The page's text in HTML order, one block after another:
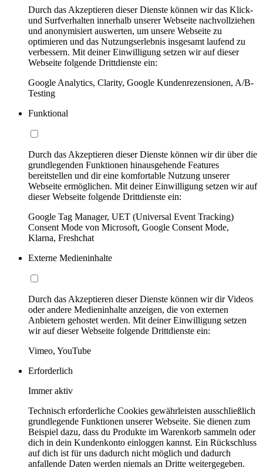
Durch das Akzeptieren dieser Dienste können wir das Klick-
und Surfverhalten innerhalb unserer Webseite nachvollziehen
und anonymisiert auswerten, um unsere Webseite zu
optimieren und das Nutzungserlebnis insgesamt laufend zu
verbessern. Mit deiner Einwilligung setzen wir auf dieser
Webseite folgende Drittdienste ein:
Google Analytics, Clarity, Google Kundenrezensionen, A/B-
Testing
Funktional
Durch das Akzeptieren dieser Dienste können wir dir über die
grundlegenden Funktionen hinausgehende Features
bereitstellen und dir eine komfortable Nutzung unserer
Webseite ermöglichen. Mit deiner Einwilligung setzen wir auf
dieser Webseite folgende Drittdienste ein:
Google Tag Manager, UET (Universal Event Tracking)
Consent Mode von Microsoft, Google Consent Mode,
Klarna, Freshchat
Externe Medieninhalte
Durch das Akzeptieren dieser Dienste können wir dir Videos
oder andere Medieninhalte anzeigen, die von externen
Anbietern gehostet werden. Mit deiner Einwilligung setzen
wir auf dieser Webseite folgende Drittdienste ein:
Vimeo, YouTube
Erforderlich
Immer aktiv
Technisch erforderliche Cookies gewährleisten ausschließlich
grundlegende Funktionen unserer Webseite. Sie dienen zum
Beispiel dazu, dass du Produkte im Warenkorb sammeln oder
dich in dein Kundenkonto einloggen kannst. Ein Rückschluss
auf dich ist für uns dadurch nicht möglich und dadurch
anfallende Daten werden niemals an Dritte weitergegeben.